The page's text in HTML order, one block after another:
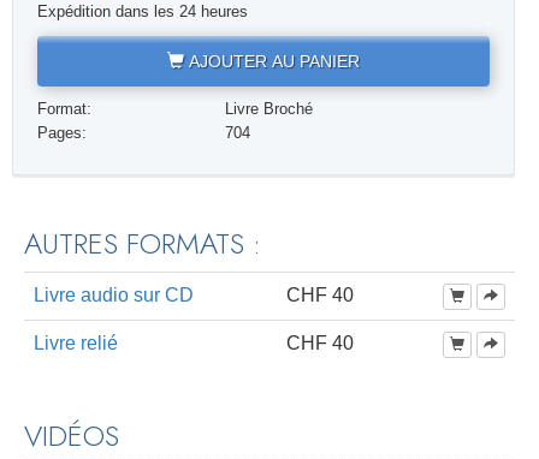
Expédition dans les 24 heures
AJOUTER AU PANIER
Format:
Livre Broché
Pages:
704
AUTRES FORMATS :
Livre audio sur CD CHF 40
Livre relié CHF 40
VIDÉOS